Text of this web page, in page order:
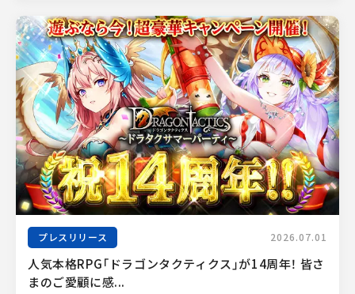
プレスリリース 2026.07.01
人気本格RPG「ドラゴンタクティクス」が14周年！ 皆さ
まのご愛顧に感...